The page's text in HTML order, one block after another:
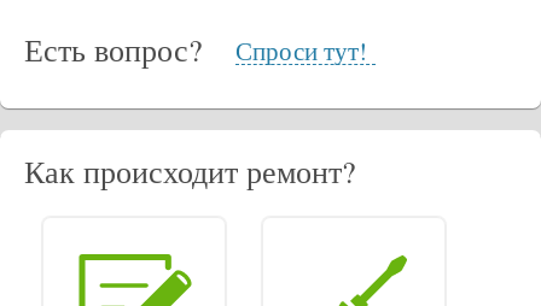
Есть вопрос? Спроси тут!
Как происходит ремонт?